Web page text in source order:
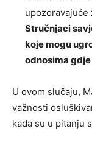
upozoravajuće
Stručnjaci
koje mogu
odnosima
U ovom slučaju,
važnosti
kada su u pitanju